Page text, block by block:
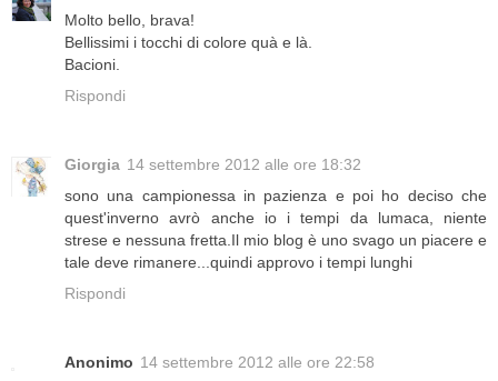
Molto bello, brava!
Bellissimi i tocchi di colore quà e là.
Bacioni.
Rispondi
Giorgia 14 settembre 2012 alle ore 18:32
sono una campionessa in pazienza e poi ho deciso che
quest'inverno avrò anche io i tempi da lumaca, niente
strese e nessuna fretta.Il mio blog è uno svago un piacere e
tale deve rimanere...quindi approvo i tempi lunghi
Rispondi
Anonimo 14 settembre 2012 alle ore 22:58